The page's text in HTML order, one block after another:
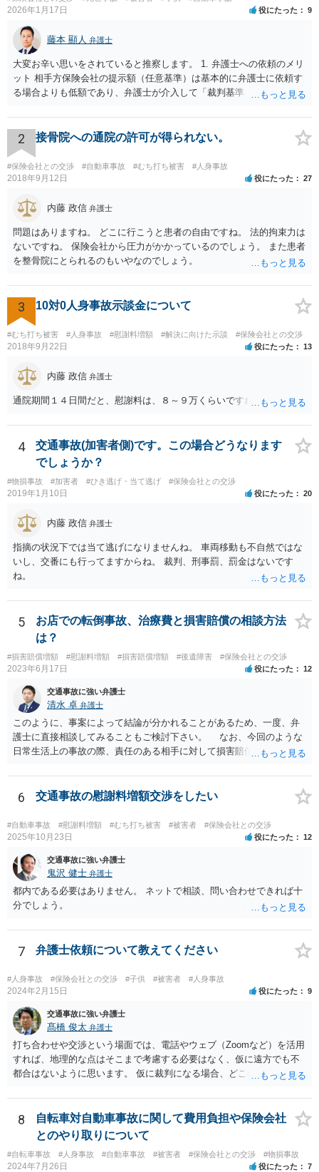
き約５５万円（既払額を含めると約６８万円）で示談することができまし
少なかったのですが、勤務先の事情により通院できなかったことなどの主張
立証に努め、通院慰謝料を増額、物損については、車両の時価額に加え、買
替諸費用の賠償についての主張立証に努めたことにより増額で示談できまし
た。
2026年1月17日 役にたった 9
藤本 顯人 弁護士
大変お辛い思いをされていると推察します。 1. 弁護士への依頼のメリ
ット 相手方保険会社の提示額（任意基準）は基本的に弁護士に依頼す
る場合よりも低額であり、弁護士が介入して「裁判基準（弁護士基
いです。 2. 訴訟と示談交渉のメリット・デメリット 判決（訴訟）: 勝
訴判決まで至れば、本来の賠償額に加え「遅延損害金（事故時から発
生）」と「弁護士費用相当額（認容額の約1割）」が加算されます。
訴訟上の和解: 訴訟を起こしても、判決前に裁判所での「和解」で終わ
るケースが多いです。 この場合、遅延損害金や弁護士費用はカットさ
あります。 3. 逸失利益（将来の収入）の計算 未就学女児の場合、賃
いです。 一般的に「大卒（22歳就労）」前提で計算した方が、「高卒
（18歳就労）」よりも総額が高くなる傾向にあります。 なお、それが
認められるかはご両親の学歴や教育方針や実際の教育状況がどうだっ
せん。 ご質問者様が「長期化しても戦いたい」という強い意志をお持
ちで、かつ、賠償額の最大化（遅延損害金等の獲得）を目指すのであ
れば、示談交渉では妥結せず、提訴（訴訟）を前提に進めるのが最適
解です。 どのような方向性を目指すのかメリットデメリットを検討す
が良いです。 その上で委任契約を結んだ方が良いです。 なお、弁護士
は賄われることが多いので、保険の加入状況もご確認した方が良いで
参考になれば幸いです。
2 接骨院への通院の許可が得られない。
#保険会社との交渉 #自動車事故 #むち打ち被害 #人身事故
2018年9月12日 役にたった 27
内藤 政信 弁護士
問題はありますね。 どこに行こうと患者の自由ですね。 法的拘束力は
ないですね。 保険会社から圧力がかかっているのでしょう。 また患者
を整骨院にとられるのもいやなのでしょう。
3 10対0人身事故示談金について
#むち打ち被害 #人身事故 #慰謝料増額 #解決に向けた示談 #保険会社との交渉
2018年9月22日 役にたった 13
内藤 政信 弁護士
通院期間１４日間だと、慰謝料は、８～９万くらいですね。
4
交通事故(加害者側)です。この場合どうなります
でしょうか？
#物損事故 #加害者 #ひき逃げ・当て逃げ #保険会社との交渉
2019年1月10日 役にたった 20
内藤 政信 弁護士
指摘の状況下では当て逃げになりませんね。 車両移動も不自然ではな
いし、交番にも行ってますからね。 裁判、刑事罰、罰金はないです
ね。
5
お店での転倒事故、治療費と損害賠償の相談方法
は？
#損害賠償増額 #慰謝料増額 #損害賠償増額 #後遺障害 #保険会社との交渉
2023年6月17日 役にたった 12
交通事故に強い弁護士
清水 卓 弁護士
このように、事案によって結論が分かれることがあるため、一度、弁
護士に直接相談してみることもご検討下さい。 なお、今回のような
日常生活上の事故の際、責任のある相手に対して損害賠償請求する際
す（ご自宅の火災保険や自動車の任意保険等を確認してみて下さい。
加入したつもりがなくても、確認してみたら付いていたということが
6 交通事故の慰謝料増額交渉をしたい
#自動車事故 #慰謝料増額 #むち打ち被害 #被害者 #保険会社との交渉
2025年10月23日 役にたった 12
交通事故に強い弁護士
鬼沢 健士 弁護士
都内である必要はありません。 ネットで相談、問い合わせできれば十
分でしょう。
7 弁護士依頼について教えてください
#人身事故 #保険会社との交渉 #子供 #被害者 #人身事故
2024年2月15日 役にたった 9
交通事故に強い弁護士
髙橋 俊太 弁護士
打ち合わせや交渉という場面では、電話やウェブ（Zoomなど）を活用
すれば、地理的な点はそこまで考慮する必要はなく、仮に遠方でも不
都合はないように思います。 仮に裁判になる場合、どこの裁判所にな
りが考えられますので、そのあたりは念のために考慮に入れた方がよ
いように思いますが、争点が複雑な事案でない場合には、多くの場
合、交渉を経て示談で終了するので、裁判にまで発展しないのが通常
8
自転車対自動車事故に関して費用負担や保険会社
とのやり取りについて
#自転車事故 #人身事故 #自動車事故 #被害者 #保険会社との交渉 #物損事故
2024年7月26日 役にたった 7